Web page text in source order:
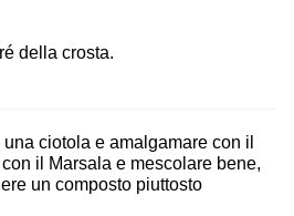
della crosta.
ciotola e amalgamare con il
il Marsala e mescolare bene,
un composto piuttosto